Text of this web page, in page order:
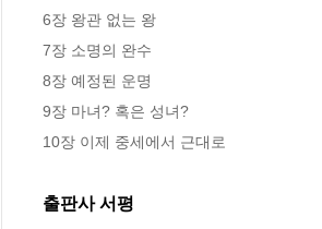
6장 왕관 없는 왕
7장 소명의 완수
8장 예정된 운명
9장 마녀? 혹은 성녀?
10장 이제 중세에서 근대로
출판사 서평